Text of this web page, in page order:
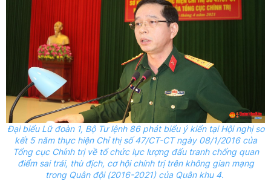
Đại biểu Lữ đoàn 1, Bộ Tư lệnh 86 phát biểu ý kiển tạiHội nghị sơ
kết 5 năm thực hiện Chỉ thị số 47/CT-CT ngày 08/1/2016 của
Tổng cục Chính trị về tổ chức lực lượng đấu tranh chống quan
điểm sai trái, thù địch, cơ hội chính trị trên không gian mạng
trong Quân đội (2016-2021) của Quân khu 4​​​​.